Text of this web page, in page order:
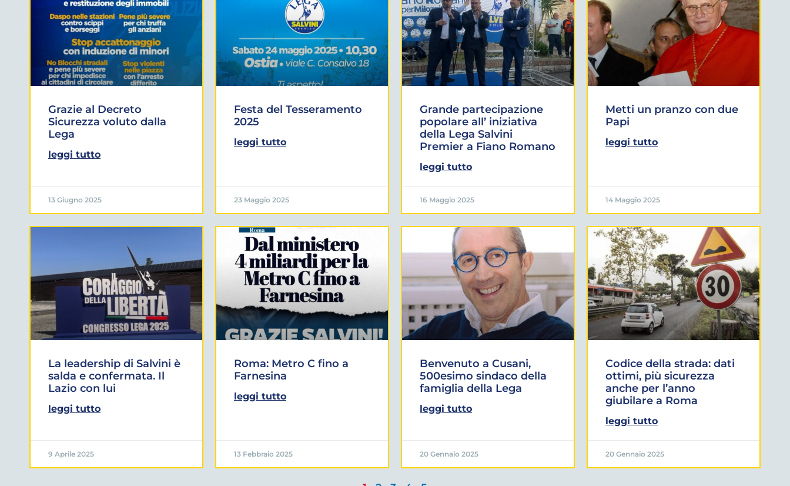
Grazie al Decreto
Sicurezza voluto dalla
Lega
leggi tutto
13 Giugno 2025
Festa del Tesseramento
2025
leggi tutto
23 Maggio 2025
Grande partecipazione
popolare all’ iniziativa
della Lega Salvini
Premier a Fiano Romano
leggi tutto
16 Maggio 2025
Metti un pranzo con due
Papi
leggi tutto
14 Maggio 2025
La leadership di Salvini è
salda e confermata. Il
Lazio con lui
leggi tutto
9 Aprile 2025
Roma: Metro C fino a
Farnesina
leggi tutto
13 Febbraio 2025
Benvenuto a Cusani,
500esimo sindaco della
famiglia della Lega
leggi tutto
20 Gennaio 2025
Codice della strada: dati
ottimi, più sicurezza
anche per l’anno
giubilare a Roma
leggi tutto
20 Gennaio 2025